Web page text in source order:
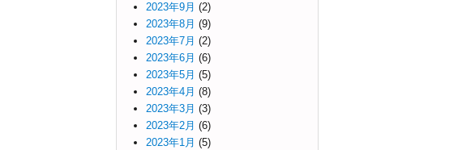
2023年9月 (2)
2023年8月 (9)
2023年7月 (2)
2023年6月 (6)
2023年5月 (5)
2023年4月 (8)
2023年3月 (3)
2023年2月 (6)
2023年1月 (5)